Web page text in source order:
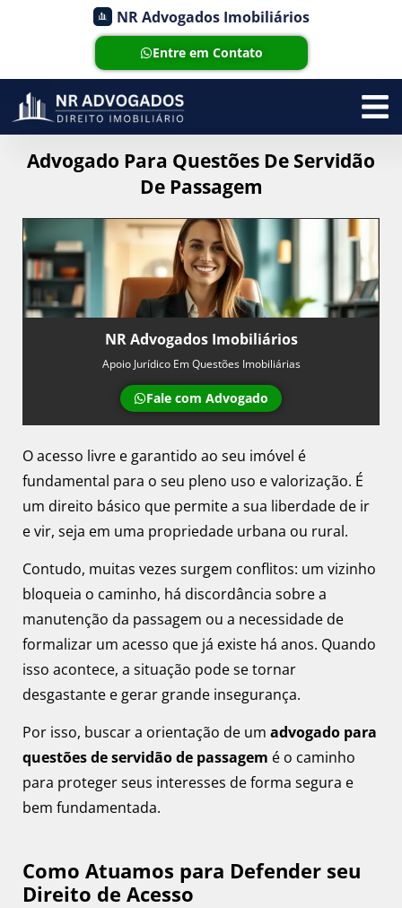
NR Advogados Imobiliários
Entre em Contato
Advogado Para Questões De Servidão
De Passagem
NR Advogados Imobiliários
Apoio Jurídico Em Questões Imobiliárias
Fale com Advogado
O acesso livre e garantido ao seu imóvel é
fundamental para o seu pleno uso e valorização. É
um direito básico que permite a sua liberdade de ir
e vir, seja em uma propriedade urbana ou rural.
Contudo, muitas vezes surgem conflitos: um vizinho
bloqueia o caminho, há discordância sobre a
manutenção da passagem ou a necessidade de
formalizar um acesso que já existe há anos. Quando
isso acontece, a situação pode se tornar
desgastante e gerar grande insegurança.
Por isso, buscar a orientação de um advogado para
questões de servidão de passagem é o caminho
para proteger seus interesses de forma segura e
bem fundamentada.
Como Atuamos para Defender seu
Direito de Acesso